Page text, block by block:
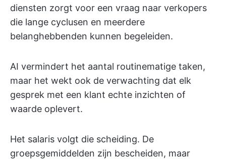
diensten zorgt voor een vraag naar verkopers
die lange cyclusen en meerdere
belanghebbenden kunnen begeleiden.
AI vermindert het aantal routinematige taken,
maar het wekt ook de verwachting dat elk
gesprek met een klant echte inzichten of
waarde oplevert.
Het salaris volgt die scheiding. De
groepsgemiddelden zijn bescheiden, maar